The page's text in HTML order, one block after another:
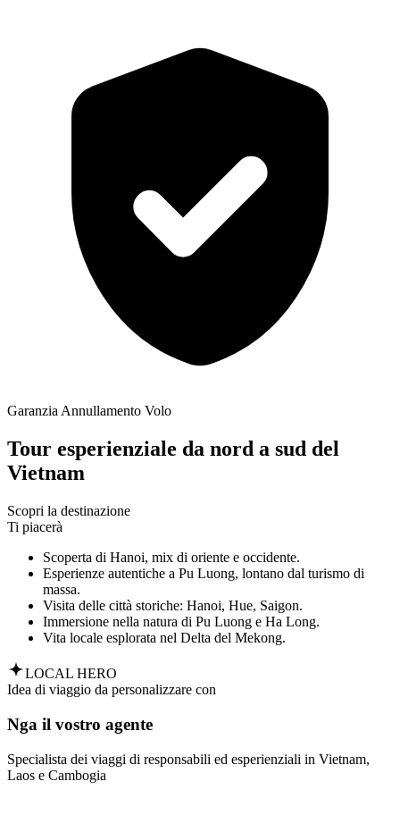
Garanzia Annullamento Volo
Tour esperienziale da nord a sud del
Vietnam
Scopri la destinazione
Ti piacerà
Scoperta di Hanoi, mix di oriente e occidente.
Esperienze autentiche a Pu Luong, lontano dal turismo di
massa.
Visita delle città storiche: Hanoi, Hue, Saigon.
Immersione nella natura di Pu Luong e Ha Long.
Vita locale esplorata nel Delta del Mekong.
LOCAL HERO
Idea di viaggio da personalizzare con
Nga il vostro agente
Specialista dei viaggi di responsabili ed esperienziali in Vietnam,
Laos e Cambogia